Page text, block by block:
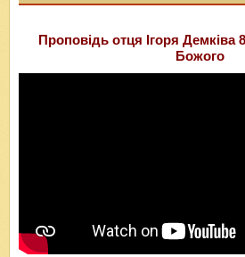
Проповідь отця Ігоря Демківа
Божого